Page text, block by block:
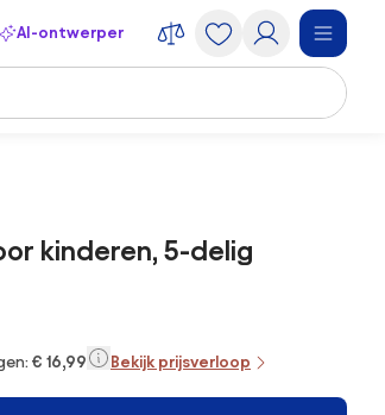
AI-ontwerper
kinderen, 5-delig
€ 16,99 Bekijk prijsverloop